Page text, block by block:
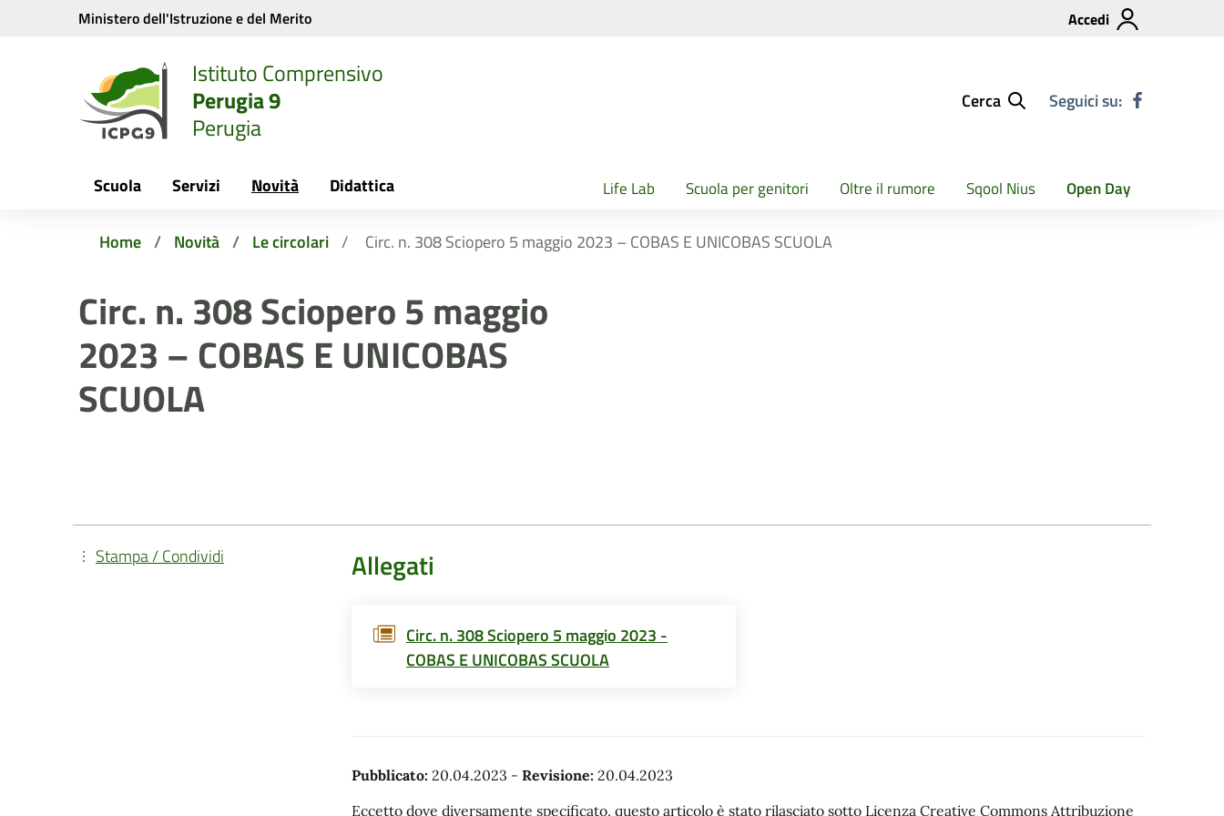
Vai ai contenuti
Vai al menu di navigazione
Ministero dell'Istruzione e del Merito Accedi
Istituto Comprensivo
Perugia 9
Perugia
Cerca Seguici su:
Scuola Servizi Novità Didattica Life Lab Scuola per genitori Oltre il rumore Sqool Nius Open Day
Home Novità Le circolari Circ. n. 308 Sciopero 5 maggio 2023 – COBAS E UNICOBAS SCUOLA
Circ. n. 308 Sciopero 5 maggio
2023 – COBAS E UNICOBAS
SCUOLA
Allegati
Circ. n. 308 Sciopero 5 maggio 2023 -
COBAS E UNICOBAS SCUOLA
Pubblicato: 20.04.2023 - Revisione: 20.04.2023
Eccetto dove diversamente specificato, questo articolo è stato rilasciato sotto Licenza Creative Commons Attribuzione
Stampa / Condividi